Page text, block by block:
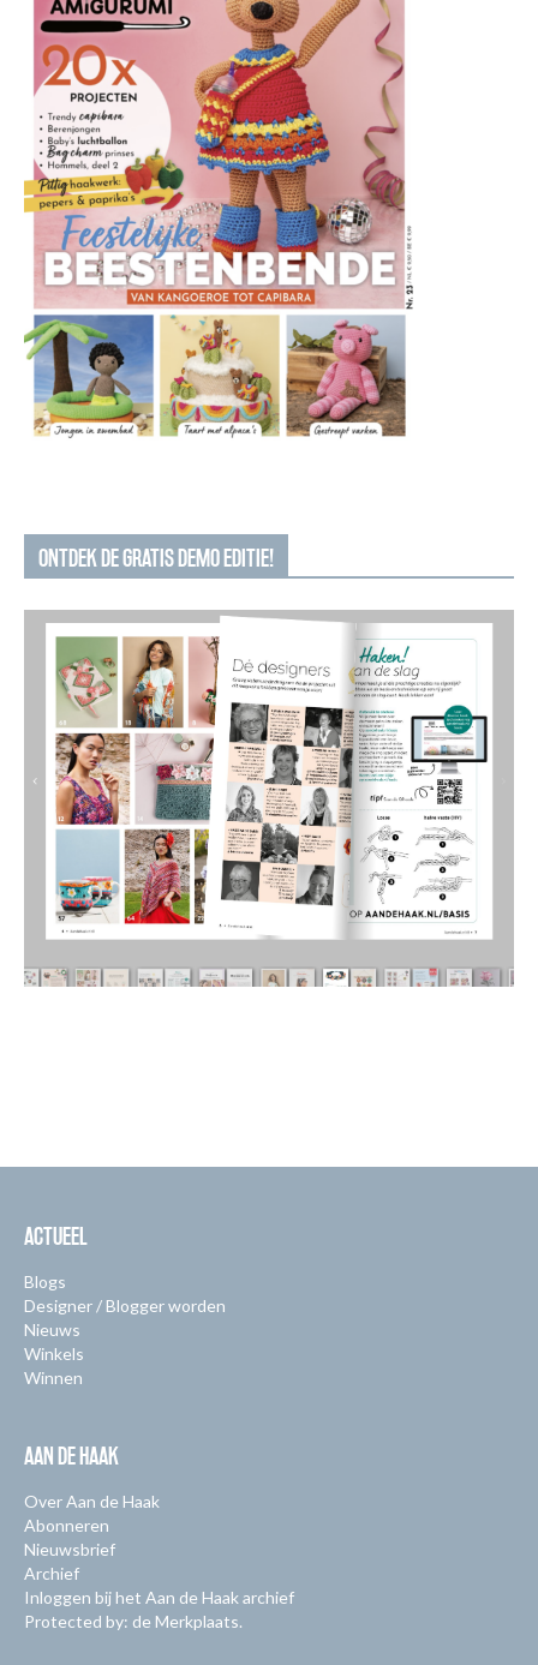
ONTDEK DE GRATIS DEMO EDITIE!
ACTUEEL
Blogs
Designer / Blogger worden
Nieuws
Winkels
Winnen
AAN DE HAAK
Over Aan de Haak
Abonneren
Nieuwsbrief
Archief
Inloggen bij het Aan de Haak archief
Protected by: de Merkplaats.